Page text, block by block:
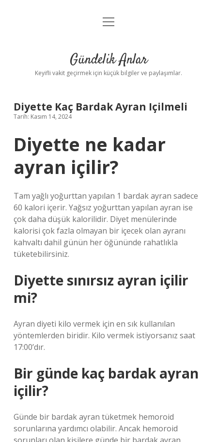
Anasayfa
Yasal Uyarı
menüyü
Gündelik Anlar
Keyifli vakit geçirmek için küçük bilgiler ve paylaşımlar.
Diyette Kaç Bardak Ayran Içilmeli
Tarih: Kasım 14, 2024
Diyette ne kadar
ayran içilir?
Tam yağlı yoğurttan yapılan 1 bardak ayran sadece
60 kalori içerir. Yağsız yoğurttan yapılan ayran ise
çok daha düşük kalorilidir. Diyet menülerinde
kalorisi çok fazla olmayan bir içecek olan ayranı
kahvaltı dahil günün her öğününde rahatlıkla
tüketebilirsiniz.
Diyette sınırsız ayran içilir
mi?
Ayran diyeti kilo vermek için en sık kullanılan
yöntemlerden biridir. Kilo vermek istiyorsanız saat
17:00’dır.
Bir günde kaç bardak ayran
içilir?
Günde bir bardak ayran tüketmek hemoroid
sorunlarına yardımcı olabilir. Ancak hemoroid